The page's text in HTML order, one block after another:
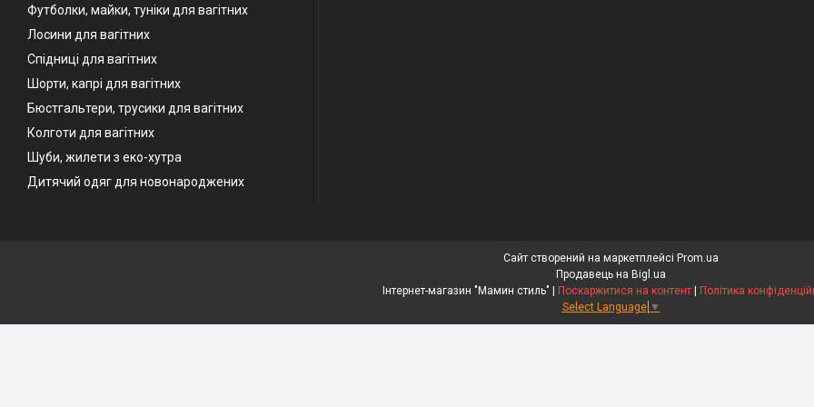
Футболки, майки, туніки для вагітних
Лосини для вагітних
Спідниці для вагітних
Шорти, капрі для вагітних
Бюстгальтери, трусики для вагітних
Колготи для вагітних
Шуби, жилети з еко-хутра
Дитячий одяг для новонароджених
Сайт створений на маркетплейсі Prom.ua
Продавець на Bigl.ua
Інтернет-магазин "Мамин стиль" | Поскаржитися на контент | Політика
Select Language ▼